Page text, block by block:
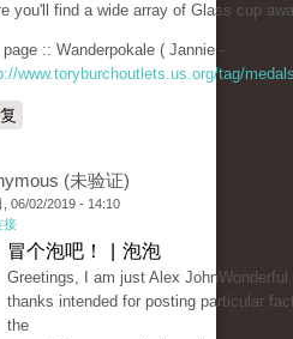
you'll find a wide array of Glass cup
page :: Wanderpokale ( Jannie -
www.toryburchoutlets.us.org/tag/
(未验证)
, 06/02/2019 - 14:10
接
冒个泡吧！ | 泡泡
Greetings, I am just Alex
thanks intended for posting particular
the